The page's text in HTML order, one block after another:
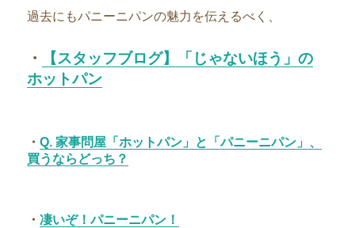
過去にもパニーニパンの魅力を伝えるべく、
・
【スタッフブログ】「じゃないほう」の
ホットパン
・Q. 家事問屋「ホットパン」と「パニーニパン」、
買うならどっち？
・凄いぞ！パニーニパン！